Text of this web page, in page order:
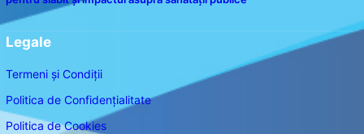
Legale
Termeni și Condiții
Politica de Confidențialitate
Politica de Cookies